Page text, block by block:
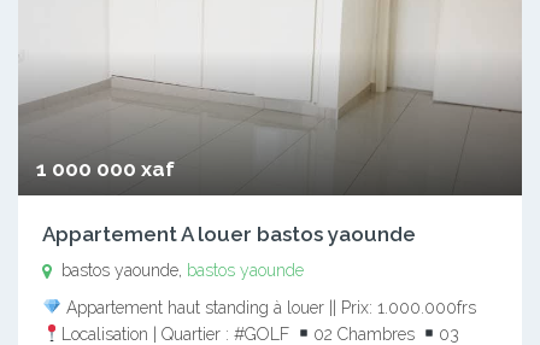
1 000 000 xaf
Appartement A louer bastos yaounde
bastos yaounde, bastos yaounde
Appartement haut standing à louer || Prix: 1.000.000frs
Localisation | Quartier : #GOLF
02 Chambres
03